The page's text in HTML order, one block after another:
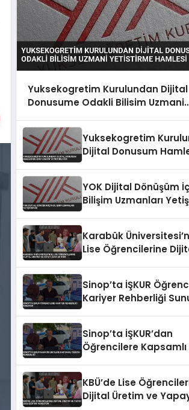
Yuksekogretim Kurulundan Dijital
Donusume Odakli Bilisim Uzmani
Yuksekogretim
Dijital Donusum
YOK Dijital Dönüşüm
Bilişim Uzmanları
Karabük
Lise Öğrencilerine
Sinop’ta İŞKUR
Kariyer Rehberliği
Sinop’ta İŞKUR’dan
Öğrencilere
KBÜ’de Lise
Dijital Üretim ve